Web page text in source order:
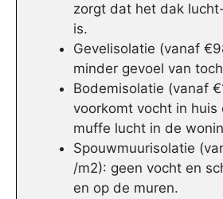
zorgt dat het dak
is.
Gevelisolatie (vanaf
minder gevoel van
Bodemisolatie (vanaf
voorkomt vocht in
muffe lucht in de
Spouwmuurisolatie
/m2): geen vocht en
en op de muren.